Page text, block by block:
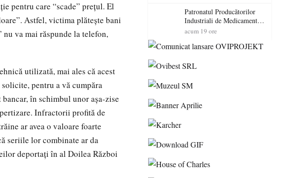
pentru care “scade” preţul. El
Astfel, victima plăteşte bani
va mai răspunde la telefon,
utilizată, mai ales că acest
pentru a vă cumpăra
în schimbul unor aşa-zise
Infractorii profită de
ar avea o valoare foarte
seriile lor combinate ar da
deportaţi în al Doilea Război
Patronatul Producătorilor
Industriali de Medicamente
din România (PRIMER):
energie electrică a fabricilor
pericol accesul pacienților la
acum 19 ore